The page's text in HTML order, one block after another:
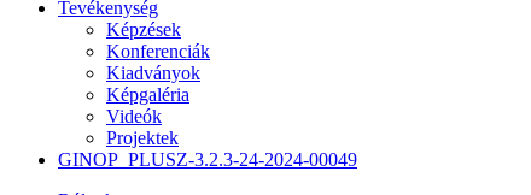
Tevékenység
Képzések
Konferenciák
Kiadványok
Képgaléria
Videók
Projektek
GINOP_PLUSZ-3.2.3-24-2024-00049